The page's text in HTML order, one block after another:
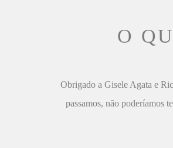
O
Obrigado a Gisele Agata e
passamos, não poderíamos